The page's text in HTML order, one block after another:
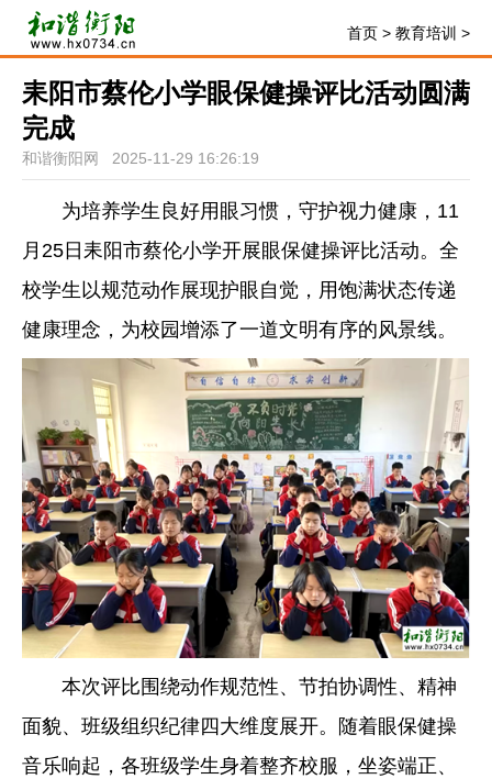
首页 > 教育培训 >
耒阳市蔡伦小学眼保健操评比活动圆满
完成
和谐衡阳网 2025-11-29 16:26:19
为培养学生良好用眼习惯，守护视力健康，11
月25日耒阳市蔡伦小学开展眼保健操评比活动。全
校学生以规范动作展现护眼自觉，用饱满状态传递
健康理念，为校园增添了一道文明有序的风景线。
本次评比围绕动作规范性、节拍协调性、精神
面貌、班级组织纪律四大维度展开。随着眼保健操
音乐响起，各班级学生身着整齐校服，坐姿端正、